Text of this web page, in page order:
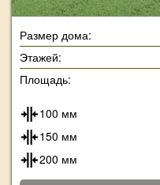
Размер дома:
Этажей:
Площадь:
100 мм
150 мм
200 мм